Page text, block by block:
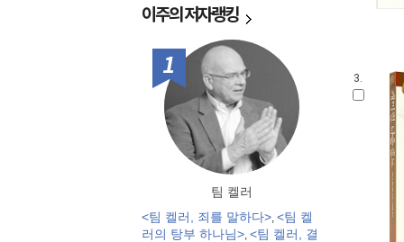
신학이 있는 묵상
미술관이 살아있다 : 신약
민족사 왕초보 시리즈
신앙과 은혜 경험
믿음의 영웅들
믿음의 거장
쾌도난마 사도행전
어린이 만화성경 슈퍼바이블 시리
이주의저자랭킹
1위
팀 켈러
<팀 켈러, 죄를 말하다>, <팀 켈
러의 탕부 하나님>, <팀 켈러, 결
3.